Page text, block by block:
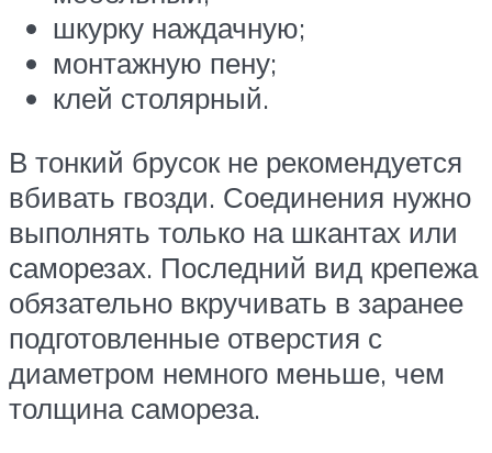
шкурку наждачную;
монтажную пену;
клей столярный.
В тонкий брусок не рекомендуется
вбивать гвозди. Соединения нужно
выполнять только на шкантах или
саморезах. Последний вид крепежа
обязательно вкручивать в заранее
подготовленные отверстия с
диаметром немного меньше, чем
толщина самореза.